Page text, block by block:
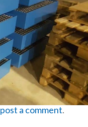
post a comment.